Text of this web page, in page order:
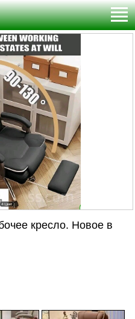
кресло. Новое в